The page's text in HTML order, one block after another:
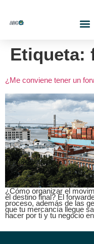
Etiqueta:
¿Me conviene tener un
¿Cómo organizar el
el destino final? El
proceso, además de las
que tu mercancía llegue
hacer por ti y tu negocio